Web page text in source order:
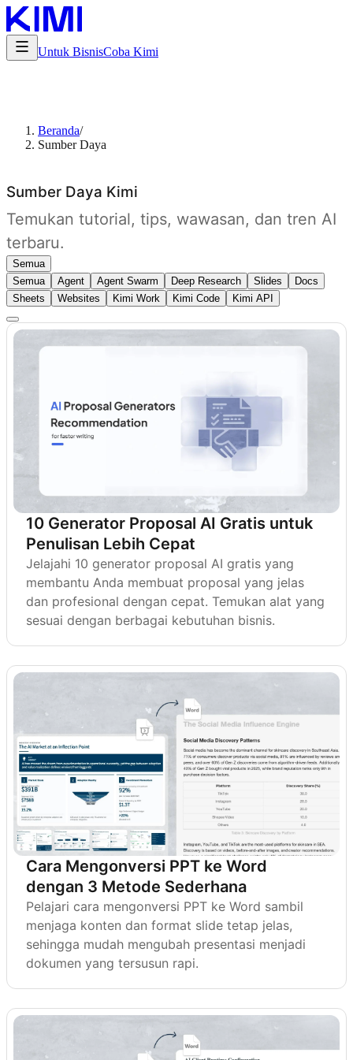
Untuk BisnisCoba Kimi
Beranda/
Sumber Daya
Sumber Daya Kimi
Temukan tutorial, tips, wawasan, dan tren AI
terbaru.
Semua
Semua
Agent Agent Swarm Deep Research Slides
Docs
Sheets
Websites Kimi Work Kimi Code Kimi API
10 Generator Proposal AI Gratis untuk
Penulisan Lebih Cepat
Jelajahi 10 generator proposal AI gratis yang
membantu Anda membuat proposal yang jelas
dan profesional dengan cepat. Temukan alat yang
sesuai dengan berbagai kebutuhan bisnis.
Cara Mengonversi PPT ke Word
dengan 3 Metode Sederhana
Pelajari cara mengonversi PPT ke Word sambil
menjaga konten dan format slide tetap jelas,
sehingga mudah mengubah presentasi menjadi
dokumen yang tersusun rapi.